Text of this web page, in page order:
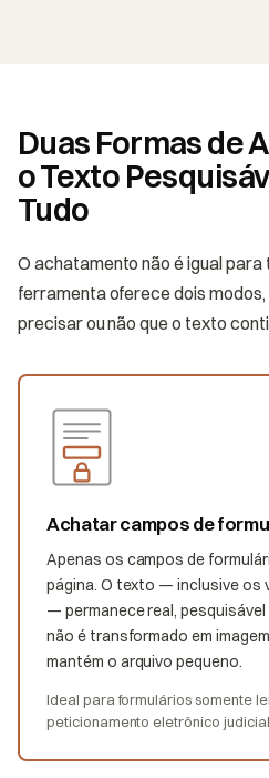
Duas Formas de
o Texto
Tudo
O achatamento não é igual
ferramenta oferece dois
precisar ou não que o texto
Achatar campos de
Apenas os campos de
página. O texto — inclusive os
— permanece real,
não é transformado em
mantém o arquivo pequeno.
Ideal para formulários somente
peticionamento eletrônico judicial